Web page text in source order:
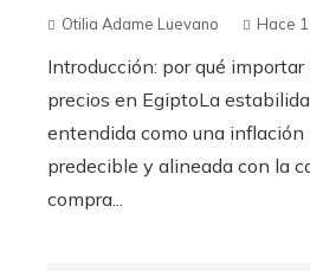
Otilia Adame Luevano Hace
Introducción: por qué
precios en EgiptoLa
entendida como una inflación
predecible y alineada con la
compra...